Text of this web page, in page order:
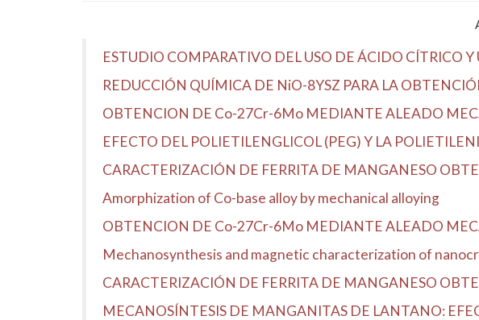
ESTUDIO COMPARATIVO DEL USO DE ÁCIDO CÍTRICO
REDUCCIÓN QUÍMICA DE NiO-8YSZ PARA LA
OBTENCION DE Co-27Cr-6Mo MEDIANTE ALEADO
EFECTO DEL POLIETILENGLICOL (PEG) Y LA
CARACTERIZACIÓN DE FERRITA DE MANGANESO
Amorphization of Co-base alloy by mechanical alloying
OBTENCION DE Co-27Cr-6Mo MEDIANTE ALEADO
Mechanosynthesis and magnetic characterization of
CARACTERIZACIÓN DE FERRITA DE MANGANESO
MECANOSÍNTESIS DE MANGANITAS DE LANTANO: